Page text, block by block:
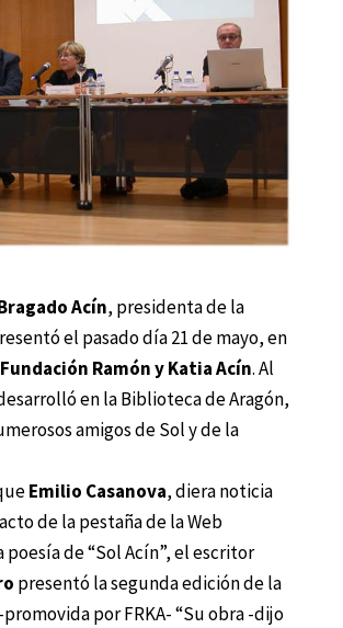
Acín, presidenta de la
el pasado día 21 de mayo, en
Fundación Ramón y Katia Acín. Al
en la Biblioteca de Aragón,
amigos de Sol y de la
Emilio Casanova, diera noticia
de la pestaña de la Web
poesía de “Sol Acín”, el escritor
presentó la segunda edición de la
por FRKA- “Su obra -dijo